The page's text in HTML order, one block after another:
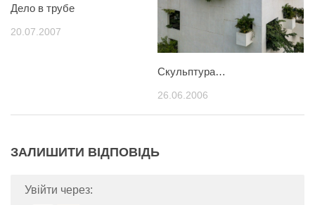
Дело в трубе
20.07.2007
Скульптура…
26.06.2006
ЗАЛИШИТИ ВІДПОВІДЬ
Увійти через: